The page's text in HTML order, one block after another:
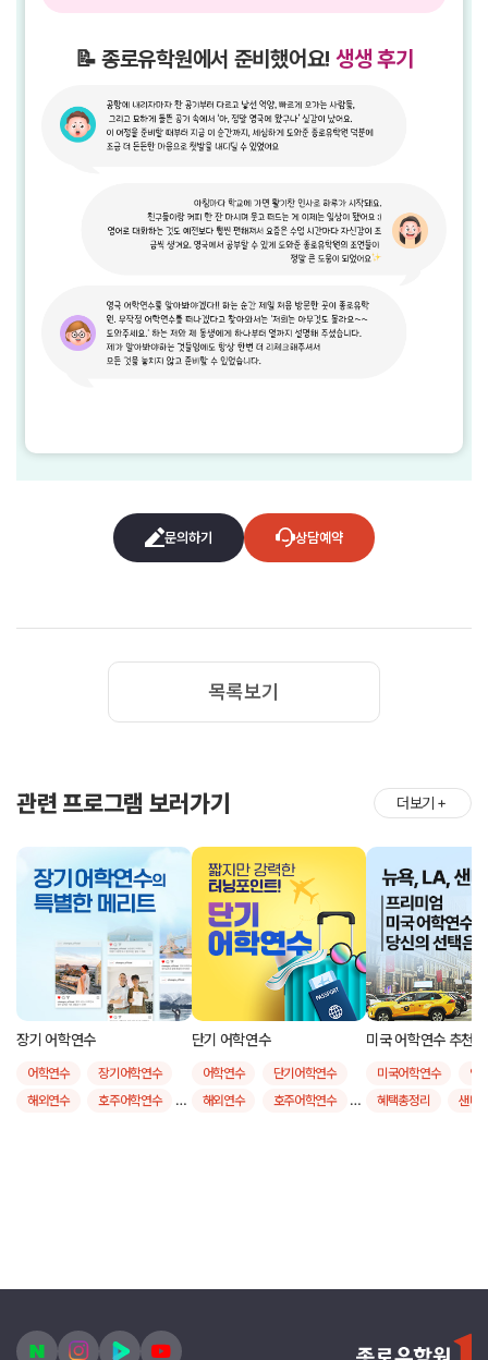
📝 종로유학원에서 준비했어요! 생생 후기
문의하기 상담예약
목록보기
관련 프로그램 보러가기 더보기 ＋
장기 어학연수
어학연수
장기어학연수
해외연수
호주어학연수
장기어학연수비용
9개월어학연수비용
단기 어학연수
어학연수
단기어학연수
해외연수
호주어학연수
4주어학연수비용비교
미국 어학연수 추천
미국어학연수
인
혜택총정리
샌디